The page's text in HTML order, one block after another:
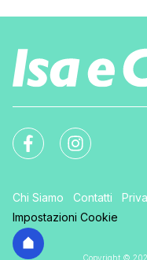
Chi Siamo Contatti
Impostazioni Cookie
Copyright ©